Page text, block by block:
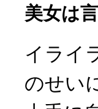
美女は
イライ
のせい